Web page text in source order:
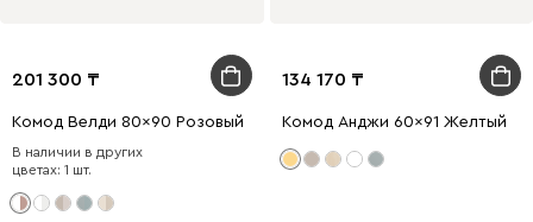
201 300
Комод Велди 80x90 Розовый
В наличии в других
цветах: 1 шт.
134 170
Комод Анджи 60x91 Желтый